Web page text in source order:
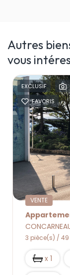
Autres
vous
EXCLUSIF
FAVORIS
VENTE
3 pièce(s) / 49
x 1